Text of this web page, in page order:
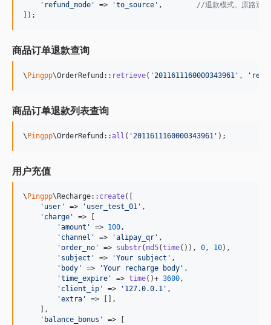
' refund_mode ' => 'to_source ' , //退款模式。原路退
]);
商品订单退款查询
\ Pingpp\OrderRefund:: retrieve( '2011611160000343961 ' , '
商品订单退款列表查询
\ Pingpp\OrderRefund::all ( '2011611160000343961 ' );
用户充值
\ Pingpp\Recharge:: create([
' user ' => ' user_test_01 ' ,
' charge '
=> [
'amount ' => 100,
' channel ' => 'alipay_qr ' ,
'order_no ' => substr(md5(time()), 0, 10),
' subject ' => 'Your subject ' ,
' body ' => 'Your recharge body ' ,
'time_expire ' => time()+ 3600,
' client_ip ' => ' 127.0.0.1 ' ,
'extra '
=> [],
    ],
' balance_bonus '
=> [